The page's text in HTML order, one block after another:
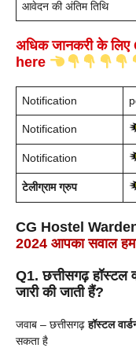
आवेदन की अंतिम तिथि
अधिक जानकरी के लिए
here
Notification
Notification
Notification
टेलीग्राम ग्रुप
CG Hostel
2024 आपका सवाल
Q1. छत्तीसगढ़हॉस्टल
जारी की जाती हैं?
जवाब – छत्तीसगढ़हॉस्टल
सकता है